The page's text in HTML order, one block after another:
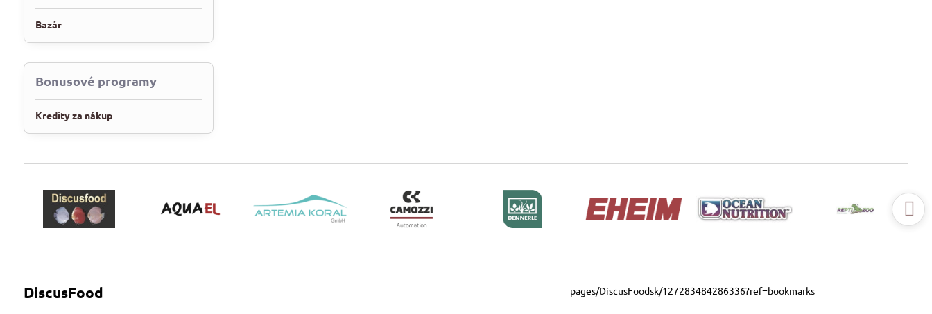
Bazár
Bonusové programy
Kredity za nákup
DiscusFood pages/DiscusFoodsk/127283484286336?ref=bookmarks